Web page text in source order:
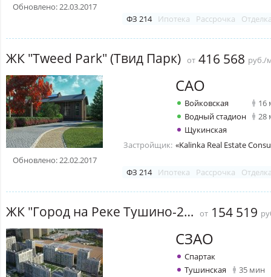
Обновлено: 22.03.2017
ФЗ 214 Ипотека Рассрочка
ЖК "Tweed Park" (Твид Парк) от 416 568 руб./
Обновлено: 22.02.2017
САО
Войковская
16
Водный стадион
28
Щукинская
Застройщик: «Kalinka Real Estate
ФЗ 214 Ипотека Рассрочка
ЖК "Город на Реке Тушино-2018" от 154 519
СЗАО
Спартак
Тушинская
35 мин